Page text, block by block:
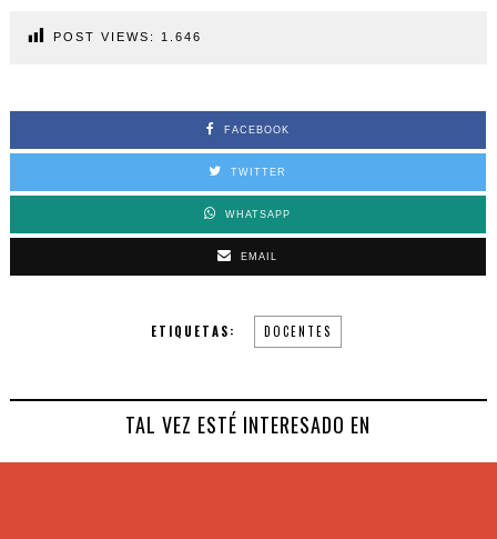
POST VIEWS: 1.646
FACEBOOK
TWITTER
WHATSAPP
EMAIL
ETIQUETAS: DOCENTES
TAL VEZ ESTÉ INTERESADO EN